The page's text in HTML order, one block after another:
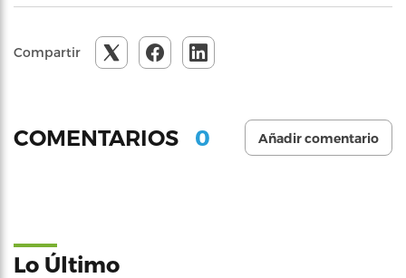
Compartir
COMENTARIOS 0 Añadir comentario
Lo Último